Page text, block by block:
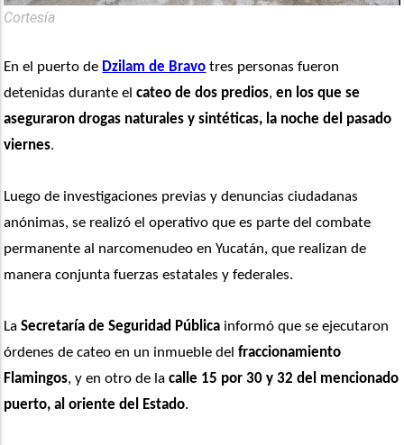
Cortesía
En el puerto de Dzilam de Bravo tres personas fueron
detenidas durante el cateo de dos predios, en los que se
aseguraron drogas naturales y sintéticas, la noche del pasado
viernes.
Luego de investigaciones previas y denuncias ciudadanas
anónimas, se realizó el operativo que es parte del combate
permanente al narcomenudeo en Yucatán, que realizan de
manera conjunta fuerzas estatales y federales.
La Secretaría de Seguridad Pública informó que se ejecutaron
órdenes de cateo en un inmueble del fraccionamiento
Flamingos, y en otro de la calle 15 por 30 y 32 del mencionado
puerto, al oriente del Estado.